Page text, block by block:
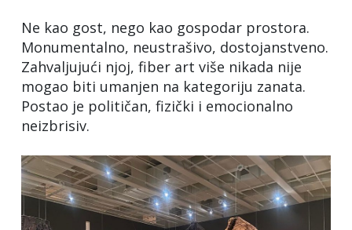
Ne kao gost, nego kao gospodar prostora.
Monumentalno, neustrašivo, dostojanstveno.
Zahvaljujući njoj, fiber art više nikada nije
mogao biti umanjen na kategoriju zanata.
Postao je političan, fizički i emocionalno
neizbrisiv.